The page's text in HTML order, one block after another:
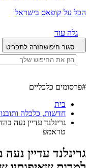
הכל על קופאס בישראל
גלה עוד
סגור חיפושחזרה לתפריט
#פרסומים כלכליים
בית
חדשות, כלכלה
גרינלנד עדיין נעה
טראמפ
גרינלנד עדיין